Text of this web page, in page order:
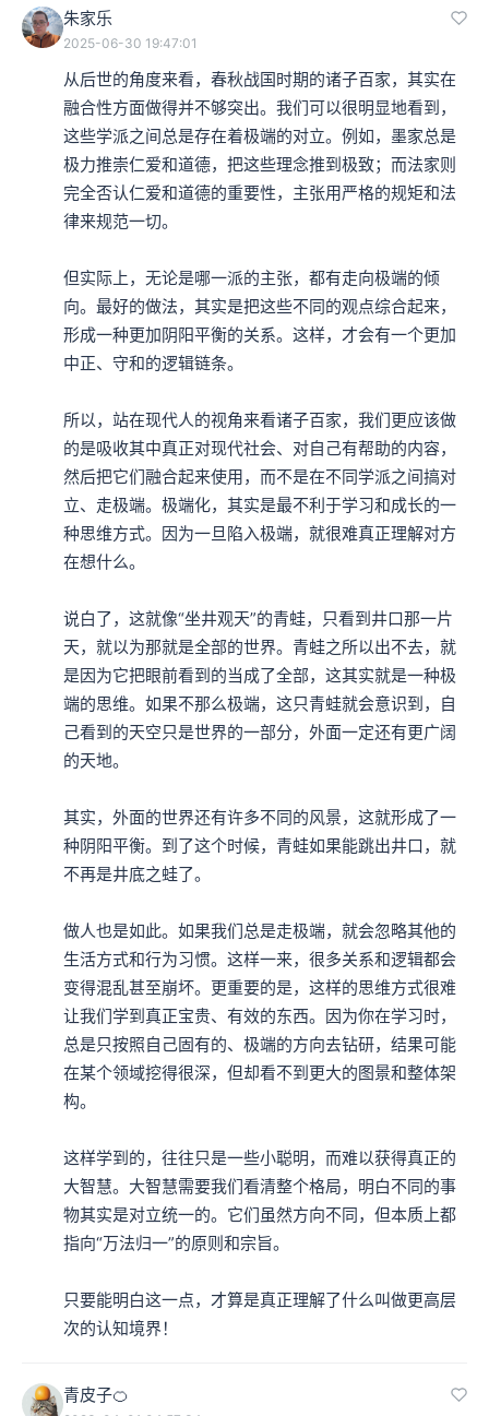
朱家乐
2025-06-30 19:47:01
从后世的角度来看，春秋战国时期的诸子百家，其实在
融合性方面做得并不够突出。我们可以很明显地看到，
这些学派之间总是存在着极端的对立。例如，墨家总是
极力推崇仁爱和道德，把这些理念推到极致；而法家则
完全否认仁爱和道德的重要性，主张用严格的规矩和法
律来规范一切。
但实际上，无论是哪一派的主张，都有走向极端的倾
向。最好的做法，其实是把这些不同的观点综合起来，
形成一种更加阴阳平衡的关系。这样，才会有一个更加
中正、守和的逻辑链条。
所以，站在现代人的视角来看诸子百家，我们更应该做
的是吸收其中真正对现代社会、对自己有帮助的内容，
然后把它们融合起来使用，而不是在不同学派之间搞对
立、走极端。极端化，其实是最不利于学习和成长的一
种思维方式。因为一旦陷入极端，就很难真正理解对方
在想什么。
说白了，这就像“坐井观天”的青蛙，只看到井口那一片
天，就以为那就是全部的世界。青蛙之所以出不去，就
是因为它把眼前看到的当成了全部，这其实就是一种极
端的思维。如果不那么极端，这只青蛙就会意识到，自
己看到的天空只是世界的一部分，外面一定还有更广阔
的天地。
其实，外面的世界还有许多不同的风景，这就形成了一
种阴阳平衡。到了这个时候，青蛙如果能跳出井口，就
不再是井底之蛙了。
做人也是如此。如果我们总是走极端，就会忽略其他的
生活方式和行为习惯。这样一来，很多关系和逻辑都会
变得混乱甚至崩坏。更重要的是，这样的思维方式很难
让我们学到真正宝贵、有效的东西。因为你在学习时，
总是只按照自己固有的、极端的方向去钻研，结果可能
在某个领域挖得很深，但却看不到更大的图景和整体架
构。
这样学到的，往往只是一些小聪明，而难以获得真正的
大智慧。大智慧需要我们看清整个格局，明白不同的事
物其实是对立统一的。它们虽然方向不同，但本质上都
指向“万法归一”的原则和宗旨。
只要能明白这一点，才算是真正理解了什么叫做更高层
次的认知境界！
青皮子🍊